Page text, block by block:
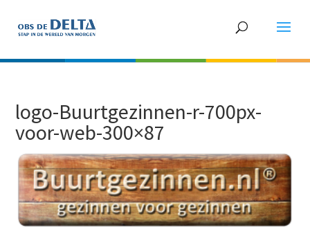
logo-Buurtgezinnen-r-700px-
voor-web-300×87